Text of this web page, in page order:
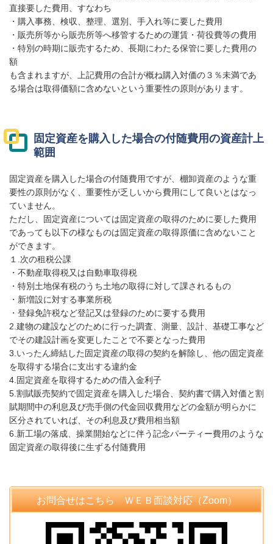
直接要した費用、すなわち
・購入事務、検収、整理、選別、手入れ等に要した費用
・販売所等から販売所等へ移管するための運賃・荷役費等の費用
・特別の時期に販売するため、長期にわたる保管に要した費用の
額
も含まれますが、上記費用の合計が概ね購入対価の３％未満であ
る場合は取得価額に含めないという重要性の原則があります。
固定資産を購入した場合の付随費用の資産計上
範囲
固定資産を購入した場合の付随費用ですが、棚卸資産のような重
要性の原則がなく、重要性が乏しいから費用にして良いとはなっ
ていません。
ただし、固定資産については固定資産の取得のために要した費用
であっても以下の様なものは固定資産の取得原価に含めないこと
ができます。
１.次の租税公課
・不動産取得税又は自動車取得税
・特別土地保有税のうち土地の取得に対して課されるもの
・新増設に対する事業所税
・登録免許税など登記又は登録のために要する費用
2.建物の建設などのために行った調査、測量、設計、基礎工事など
でその建設計画を変更したことで不要となった費用
3.いったん締結した固定資産の取得の契約を解除し、他の固定資産
を取得する場合に支出する違約金
4.固定資産を取得するための借入金利子
5.割賦販売契約で固定資産を購入した場合、契約書で購入対価と割
賦期間中の利息及び売手側の代金回収費用などの金額が明らかに
区分されていれば、その利息及び費用相当額
6.新工場の落成、操業開始などに伴う記念パーティー費用のような
固定資産の取得後に生ずる付随費用
お問合せはこちら ＷＥＢ面談対応（Zoom）